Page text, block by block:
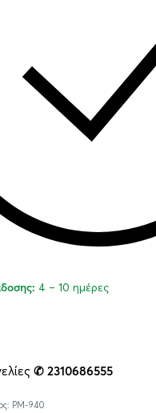
4 – 10 ημέρες
✆ 2310686555
PM-940